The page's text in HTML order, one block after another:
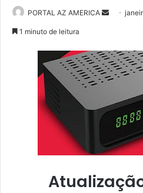
PORTAL AZ AMERICA
d
e
u
e
m
a
l
1 minuto de leitura